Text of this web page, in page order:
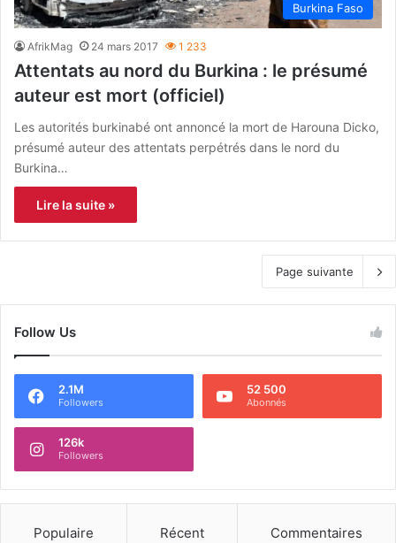
Burkina Faso
AfrikMag 24 mars 2017 1 233
Attentats au nord du Burkina : le présumé
auteur est mort (officiel)
Les autorités burkinabé ont annoncé la mort de Harouna Dicko,
présumé auteur des attentats perpétrés dans le nord du
Burkina…
Lire la suite »
Page suivante
Follow Us
2.1M
Followers
52 500
Abonnés
126k
Followers
Populaire Récent Commentaires